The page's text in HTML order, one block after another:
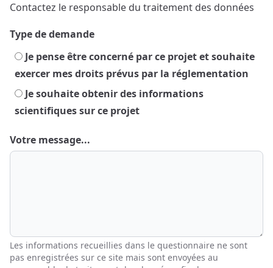
Contactez le responsable du traitement des données
Type de demande
exercer mes droits prévus par la réglementation
scientifiques sur ce projet
Votre message...
Les informations recueillies dans le questionnaire ne sont
pas enregistrées sur ce site mais sont envoyées au